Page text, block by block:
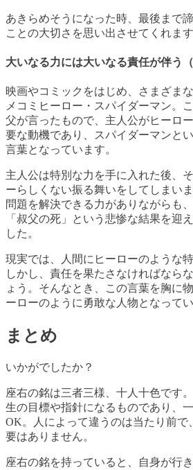
あきらめそうになった時、最後まで
ことの大切さを思い出させてくれます
大いなる力には大いなる責任が伴う
映画やコミックをはじめ、さまざま
メコミヒーロー・スパイダーマン。
父が言ったもので、主人公がヒーロ
要な動機であり、スパイダーマンと
言葉となっています。
主人公は特別な力を手に入れた後、
ーらしくない振る舞いをしてしまい
問題を解決できる力がありながらも
「叔父の死」という悲惨な結果を迎
した。
現実では、人間にヒーローのような
しかし、責任を果たさなければなら
ょう。そんなとき、この言葉を胸に
ーローのように勇敢な人物となってい
まとめ
いかがでしたか？
座右の銘は三者三様、十人十色です
生の目標や指針になるものであり、
OK。人によって違うのは当たり前で
要はありません。
座右の銘を持っていると、自身が行